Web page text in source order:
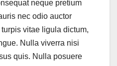
neque pretium
nec odio auctor
vitae ligula dictum,
Nulla viverra nisi
quis. Nulla posuere